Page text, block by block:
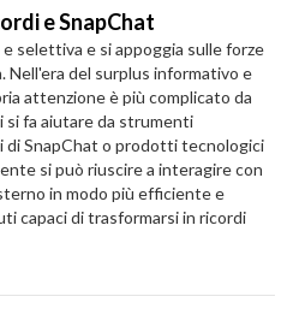
e SnapChat
selettiva e si appoggia sulle forze
Nell'era del surplus informativo e
attenzione è più complicato da
si fa aiutare da strumenti
di SnapChat o prodotti tecnologici
si può riuscire a interagire con
in modo più efficiente e
capaci di trasformarsi in ricordi